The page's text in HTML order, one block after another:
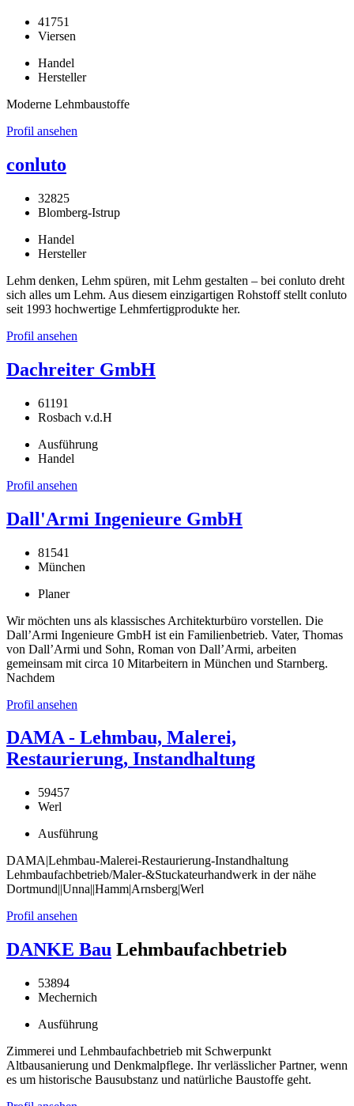
41751
Viersen
Handel
Hersteller
Moderne Lehmbaustoffe
Profil ansehen
conluto
32825
Blomberg-Istrup
Handel
Hersteller
Lehm denken, Lehm spüren, mit Lehm gestalten – bei conluto dreht
sich alles um Lehm. Aus diesem einzigartigen Rohstoff stellt conluto
seit 1993 hochwertige Lehmfertigprodukte her.
Profil ansehen
Dachreiter GmbH
61191
Rosbach v.d.H
Ausführung
Handel
Profil ansehen
Dall'Armi Ingenieure GmbH
81541
München
Planer
Wir möchten uns als klassisches Architekturbüro vorstellen. Die
Dall’Armi Ingenieure GmbH ist ein Familienbetrieb. Vater, Thomas
von Dall’Armi und Sohn, Roman von Dall’Armi, arbeiten
gemeinsam mit circa 10 Mitarbeitern in München und Starnberg.
Nachdem
Profil ansehen
DAMA - Lehmbau, Malerei,
Restaurierung, Instandhaltung
59457
Werl
Ausführung
DAMA|Lehmbau-Malerei-Restaurierung-Instandhaltung
Lehmbaufachbetrieb/Maler-&Stuckateurhandwerk in der nähe
Dortmund||Unna||Hamm|Arnsberg|Werl
Profil ansehen
DANKE Bau Lehmbaufachbetrieb
53894
Mechernich
Ausführung
Zimmerei und Lehmbaufachbetrieb mit Schwerpunkt
Altbausanierung und Denkmalpflege. Ihr verlässlicher Partner, wenn
es um historische Bausubstanz und natürliche Baustoffe geht.